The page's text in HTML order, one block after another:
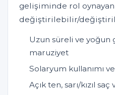
gelişiminde rol
değiştirilebilir/
Uzun süreli ve yoğun
maruziyet
Solaryum kullanımı
Açık ten, sarı/kızıl